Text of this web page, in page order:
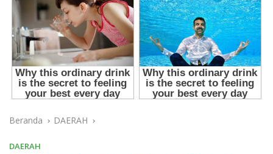
Beranda DAERAH
DAERAH